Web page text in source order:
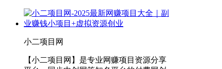
小二项目网
【小二项目网】是专业网赚项目资源分享